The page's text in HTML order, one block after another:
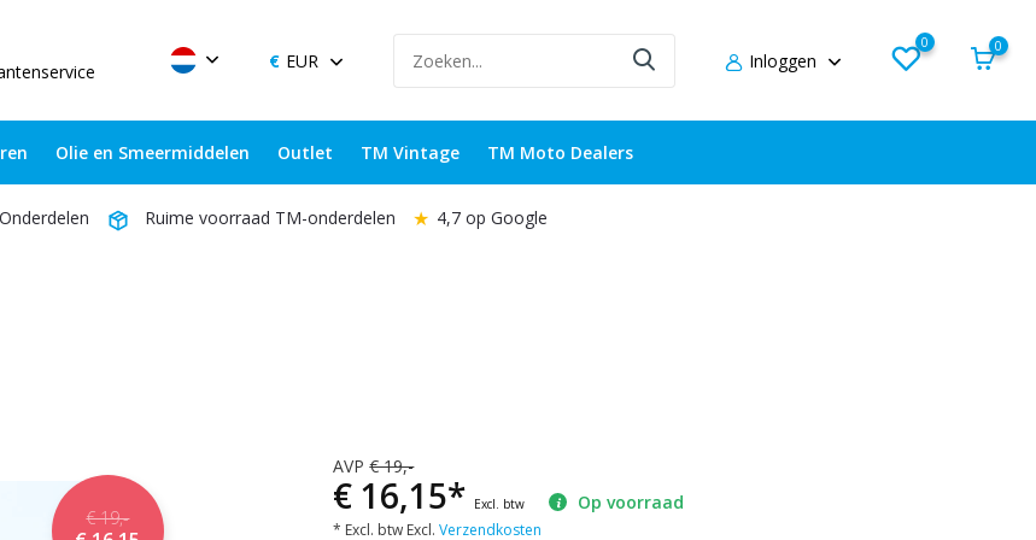
EUR Inloggen
0 0
Olie en Smeermiddelen Outlet TM Vintage TM Moto Dealers
Ruime voorraad TM-onderdelen ★ 4,7 op Google
€ 19,-
AVP€ 19,-
€ 16,15* Excl. btw Op voorraad
* Excl. btw Excl.Verzendkosten